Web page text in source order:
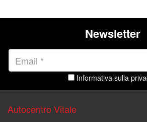
Newsletter
Informativa sulla
Autocentro Vitale